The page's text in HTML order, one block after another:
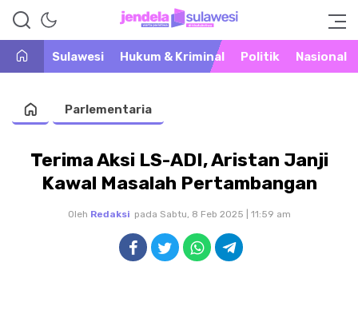
Jendela Sulawesi
Warta Peristiwa di Khatulistiwa
Sulawesi
Hukum & Kriminal Politik Nasional
Parlementaria
Terima Aksi LS-ADI, Aristan Janji
Kawal Masalah Pertambangan
Oleh Redaksi pada Sabtu, 8 Feb 2025 | 11:59 am